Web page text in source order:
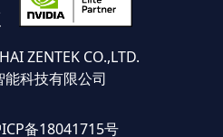
ZENTEK CO.,LTD.
科技有限公司
备18041715号